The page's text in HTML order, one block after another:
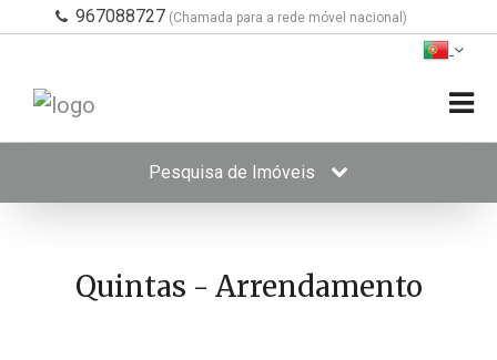
967088727 (Chamada para a rede móvel nacional)
Pesquisa de Imóveis
Quintas - Arrendamento